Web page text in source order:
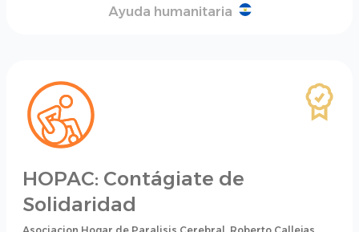
Ayuda humanitaria
HOPAC: Contágiate de
Solidaridad